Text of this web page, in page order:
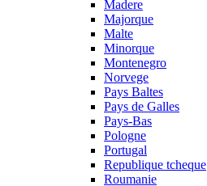
Madere
Majorque
Malte
Minorque
Montenegro
Norvege
Pays Baltes
Pays de Galles
Pays-Bas
Pologne
Portugal
Republique tcheque
Roumanie